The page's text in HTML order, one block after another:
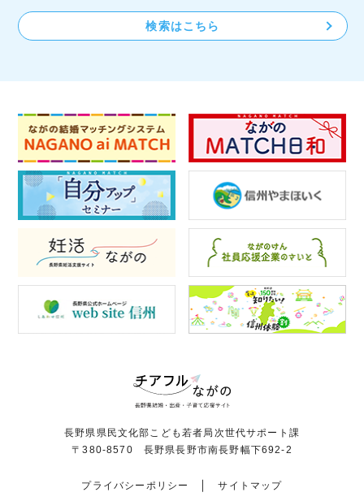
検索はこちら
長野県県民文化部こども若者局次世代サポート課
〒380-8570 長野県長野市南長野幅下692-2
プライバシーポリシー サイトマップ